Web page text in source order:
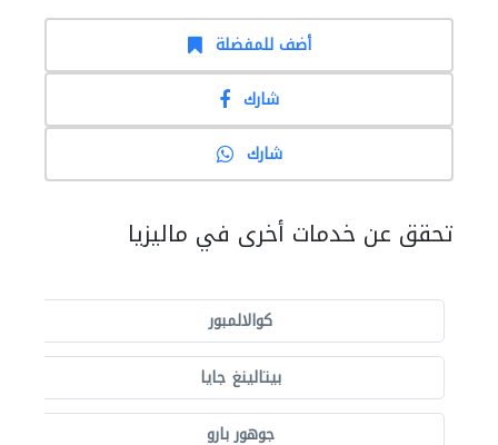
أضف للمفضلة
شارك
شارك
تحقق عن خدمات أخرى في ماليزيا
كوالالمبور
بيتالينغ جايا
جوهور بارو